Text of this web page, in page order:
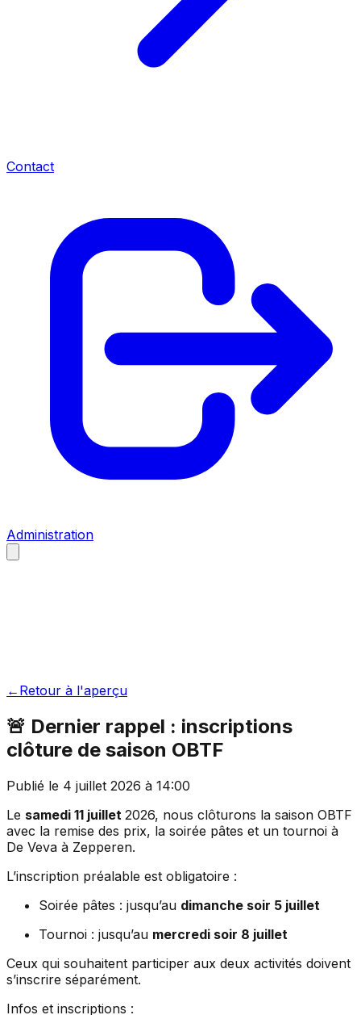
Contact
Administration
← Retour à l'aperçu
🚨 Dernier rappel : inscriptions
clôture de saison OBTF
Publié le 4 juillet 2026 à 14:00
Le samedi 11 juillet 2026, nous clôturons la saison OBTF
avec la remise des prix, la soirée pâtes et un tournoi à
De Veva à Zepperen.
L’inscription préalable est obligatoire :
Soirée pâtes : jusqu’au dimanche soir 5 juillet
Tournoi : jusqu’au mercredi soir 8 juillet
Ceux qui souhaitent participer aux deux activités doivent
s’inscrire séparément.
Infos et inscriptions :